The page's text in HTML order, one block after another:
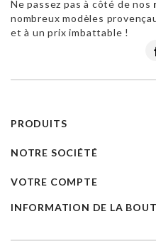
Ne passez pas à côté de nos
nombreux modèles
et à un prix imbattable !
PRODUITS
NOTRE SOCIÉTÉ
VOTRE COMPTE
INFORMATION DE LA